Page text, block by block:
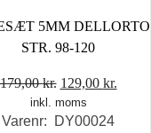
5MM DELLORTO
STR. 98-120
179,00kr. Den
oprindelige
pris
129,00 kr.
inkl. moms
Varenr: DY00024